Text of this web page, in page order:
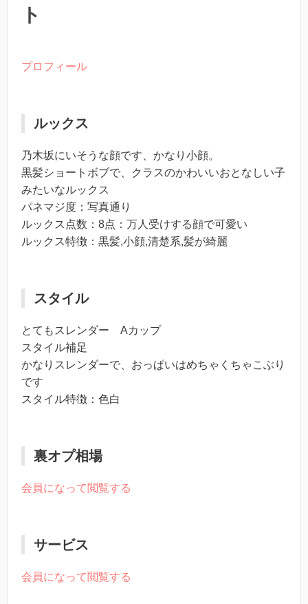
ト
プロフィール
ルックス
乃木坂にいそうな顔です、かなり小顔。
黒髪ショートボブで、クラスのかわいいおとなしい子
みたいなルックス
パネマジ度：写真通り
ルックス点数：8点：万人受けする顔で可愛い
ルックス特徴：黒髪,小顔,清楚系,髪が綺麗
スタイル
とてもスレンダー Aカップ
スタイル補足
かなりスレンダーで、おっぱいはめちゃくちゃこぶり
です
スタイル特徴：色白
裏オプ相場
会員になって閲覧する
サービス
会員になって閲覧する